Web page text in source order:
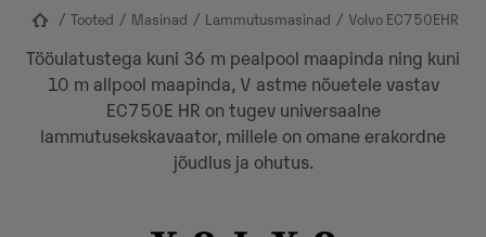
Tooted Masinad Lammutusmasinad Volvo EC750EHR
Tööulatustega kuni 36 m pealpool maapinda ning kuni
10 m allpool maapinda, V astme nõuetele vastav
EC750E HR on tugev universaalne
lammutusekskavaator, millele on omane erakordne
jõudlus ja ohutus.